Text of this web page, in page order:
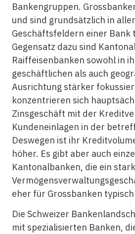
Bankengruppen.
und sind grundsätzlich in
Geschäftsfeldern einer Bank
Gegensatz dazu sind
Raiffeisenbanken sowohl in
geschäftlichen als auch
Ausrichtung stärker
konzentrieren sich
Zinsgeschäft mit der
Kundeneinlagen in der
Deswegen ist ihr
höher. Es gibt aber auch
Kantonalbanken, die ein
eher für Grossbanken
Die Schweizer
mit spezialisierten Banken,